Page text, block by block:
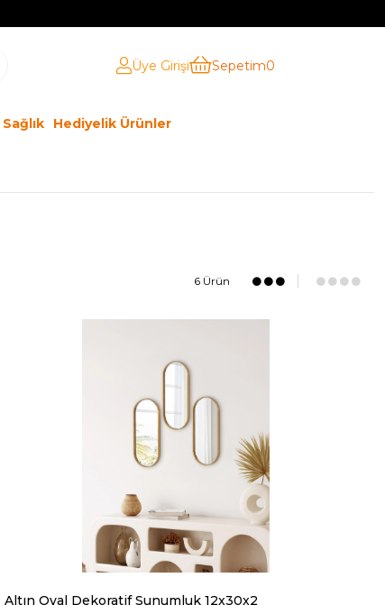
Üye Girişi Sepetim0
Hediyelik Ürünler
6 Ürün
Altın Oval Dekoratif Sunumluk 12x30x2